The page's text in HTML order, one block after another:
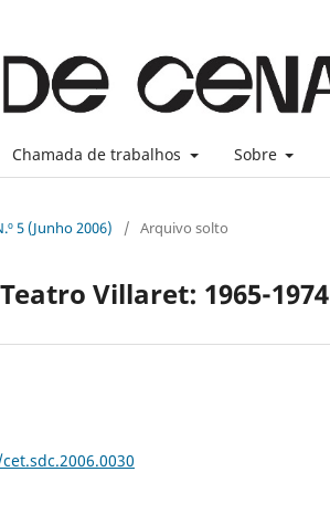
Chamada de trabalhos Sobre
5 (Junho 2006) / Arquivo solto
Villaret: 1965-1974